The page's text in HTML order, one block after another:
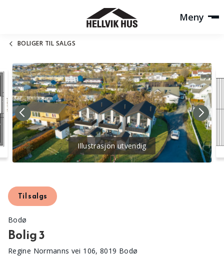
Meny
BOLIGER TIL SALGS
Illustrasjon utvendig
Til salgs
Bodø
Bolig 3
Regine Normanns vei 106, 8019 Bodø